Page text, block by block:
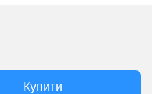
Купити